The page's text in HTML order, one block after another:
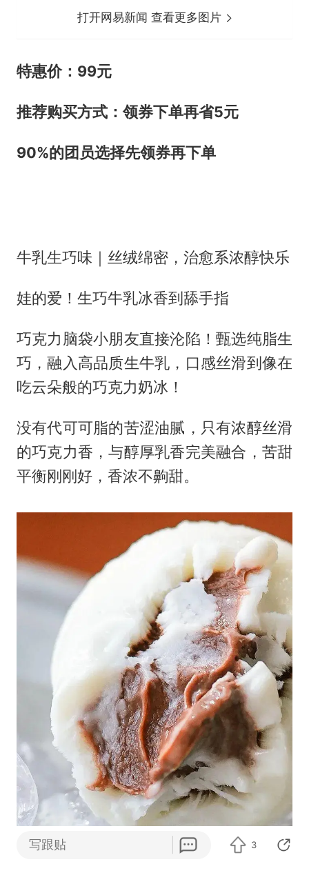
打开网易新闻 查看更多图片
特惠价：99元
推荐购买方式：领券下单再省5元
90%的团员选择先领券再下单
牛乳生巧味｜丝绒绵密，治愈系浓醇快乐
娃的爱！生巧牛乳冰香到舔手指
巧克力脑袋小朋友直接沦陷！甄选纯脂生
巧，融入高品质生牛乳，口感丝滑到像在
吃云朵般的巧克力奶冰！
没有代可可脂的苦涩油腻，只有浓醇丝滑
的巧克力香，与醇厚乳香完美融合，苦甜
平衡刚刚好，香浓不齁甜。
写跟贴 3